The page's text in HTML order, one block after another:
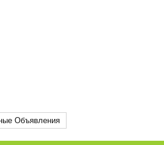
Объявления